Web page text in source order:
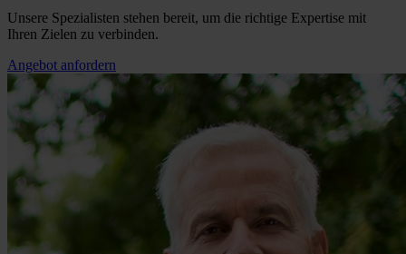
Unsere Spezialisten stehen bereit, um die richtige Expertise mit
Ihren Zielen zu verbinden.
Angebot anfordern